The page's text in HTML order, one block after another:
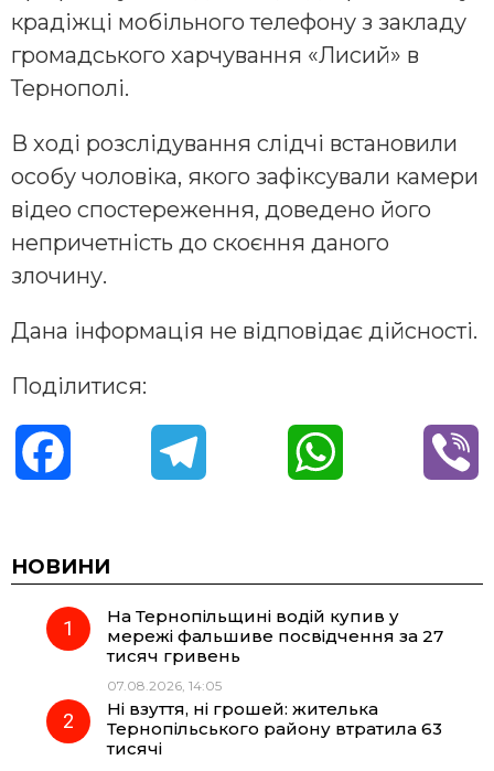
крадіжці мобільного телефону з закладу
громадського харчування «Лисий» в
Тернополі.
В ході розслідування слідчі встановили
особу чоловіка, якого зафіксували камери
відео спостереження, доведено його
непричетність до скоєння даного
злочину.
Дана інформація не відповідає дійсності.
Поділитися:
c
e
o
e
r
t
A
НОВИНИ
На Тернопільщині водій купив у
мережі фальшиве посвідчення за 27
тисяч гривень
07.08.2026, 14:05
Ні взуття, ні грошей: жителька
Тернопільського району втратила 63
тисячі